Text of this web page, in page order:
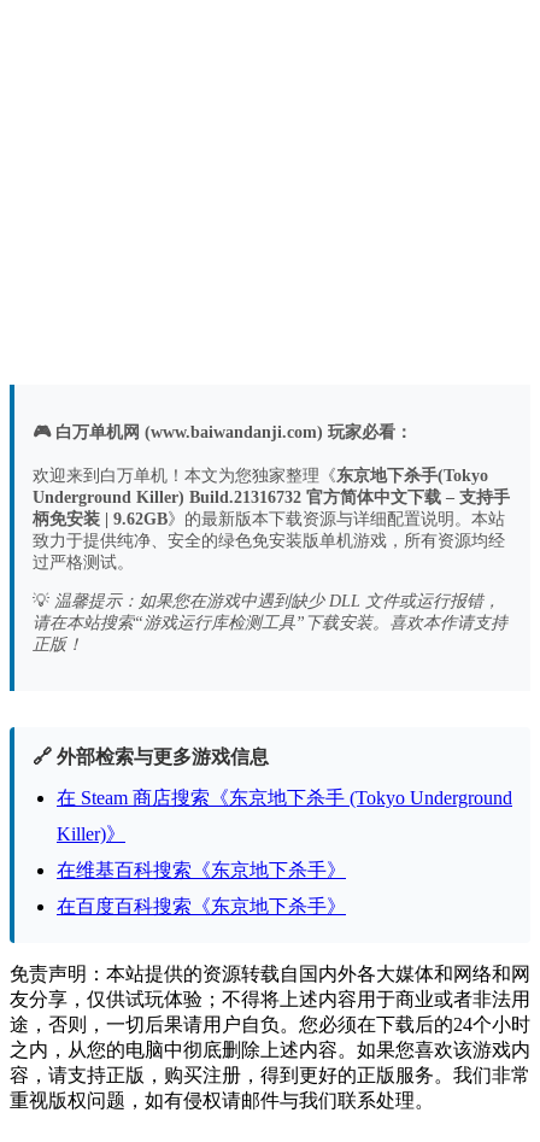
🎮 白万单机网 (www.baiwandanji.com) 玩家必看：
欢迎来到白万单机！本文为您独家整理《东京地下杀手(Tokyo
Underground Killer) Build.21316732 官方简体中文下载 – 支持手
柄免安装 | 9.62GB》的最新版本下载资源与详细配置说明。本站
致力于提供纯净、安全的绿色免安装版单机游戏，所有资源均经
过严格测试。
💡 温馨提示：如果您在游戏中遇到缺少 DLL 文件或运行报错，
请在本站搜索“游戏运行库检测工具”下载安装。喜欢本作请支持
正版！
🔗 外部检索与更多游戏信息
在 Steam 商店搜索《东京地下杀手 (Tokyo Underground
Killer)》
在维基百科搜索《东京地下杀手》
在百度百科搜索《东京地下杀手》
免责声明：本站提供的资源转载自国内外各大媒体和网络和网
友分享，仅供试玩体验；不得将上述内容用于商业或者非法用
途，否则，一切后果请用户自负。您必须在下载后的24个小时
之内，从您的电脑中彻底删除上述内容。如果您喜欢该游戏内
容，请支持正版，购买注册，得到更好的正版服务。我们非常
重视版权问题，如有侵权请邮件与我们联系处理。